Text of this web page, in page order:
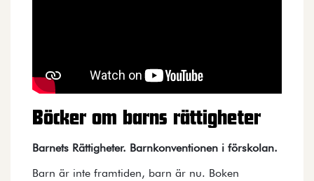
Böcker om barns rättigheter
Barnets Rättigheter. Barnkonventionen i förskolan.
Barn är inte framtiden, barn är nu. Boken